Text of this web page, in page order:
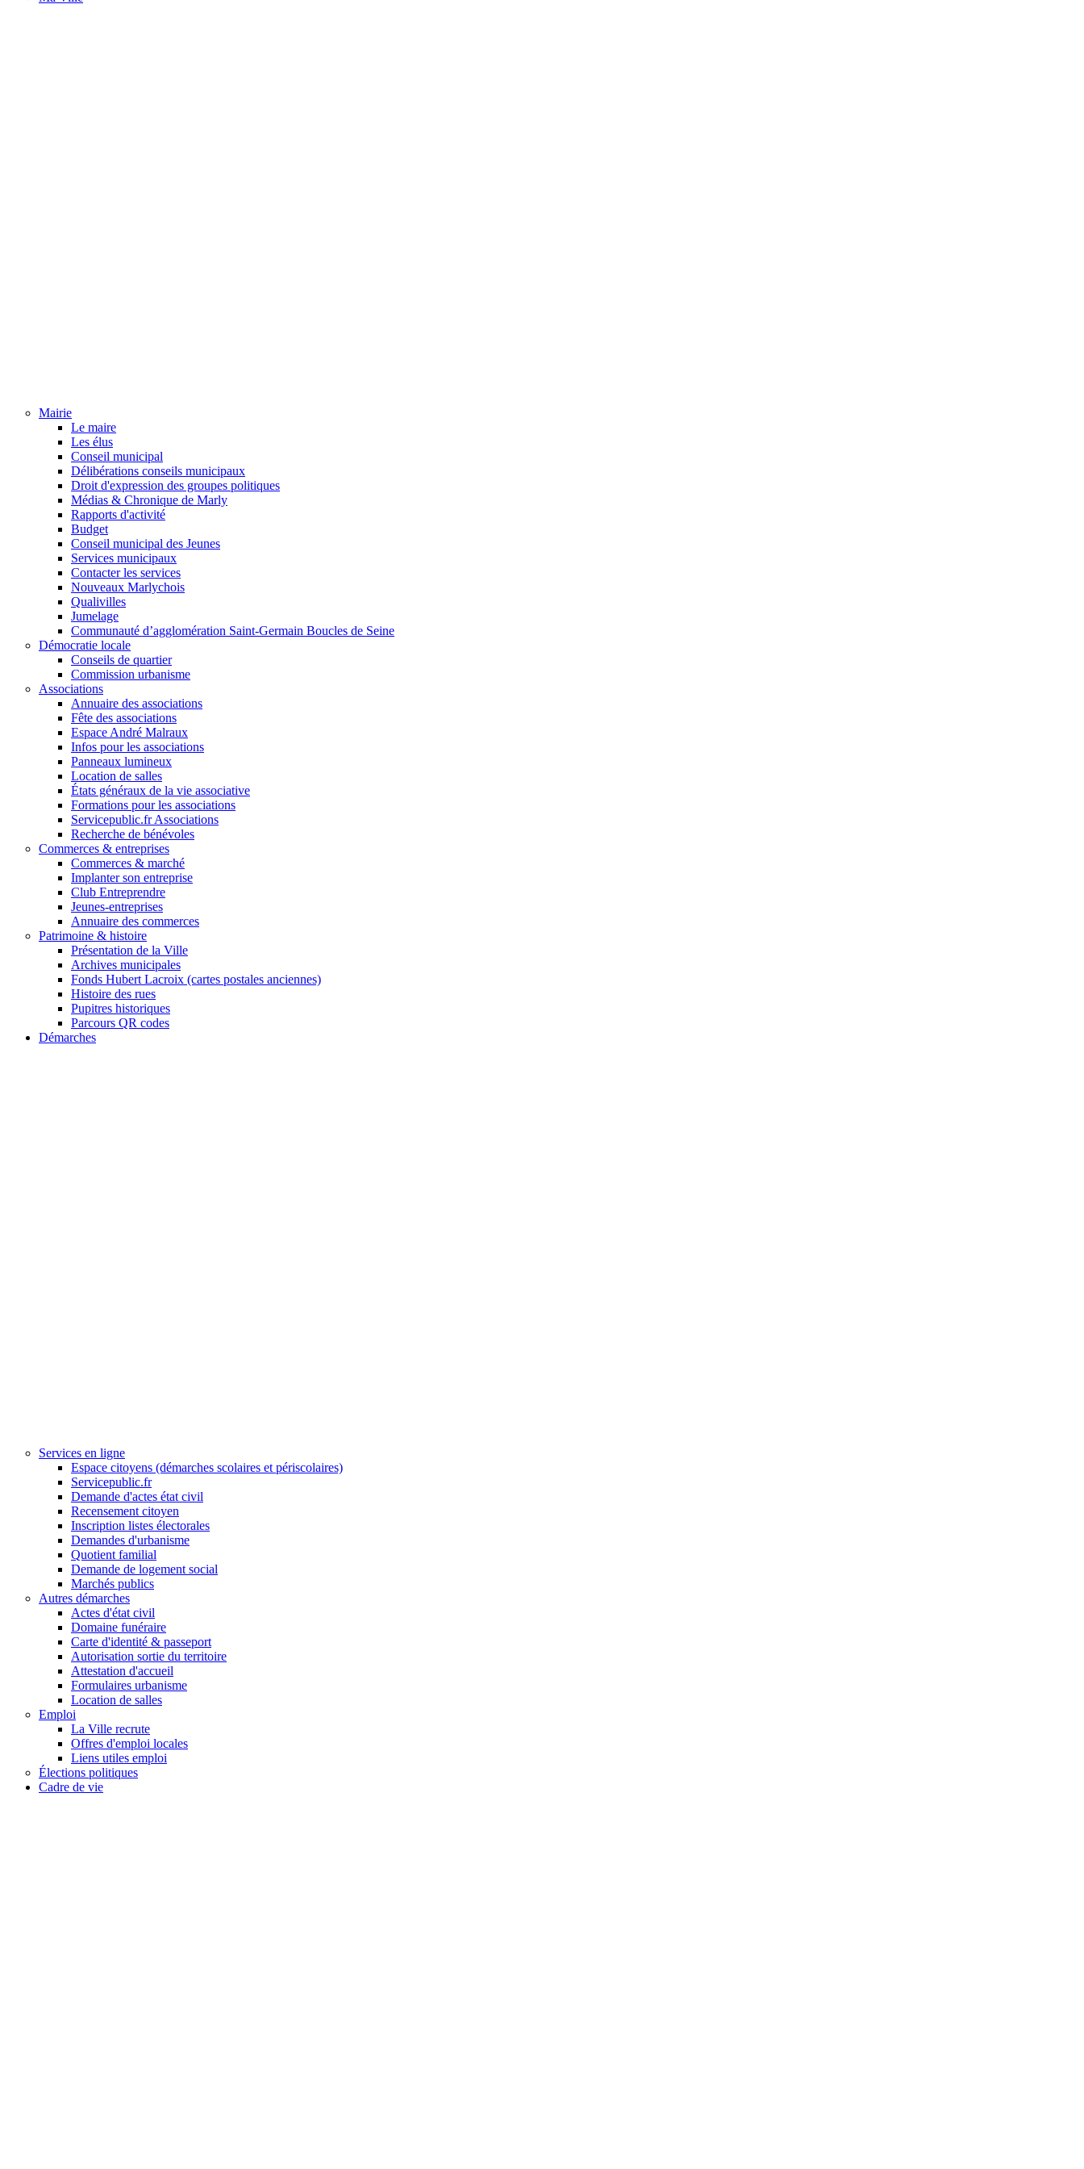
Mairie
Le maire
Les élus
Conseil municipal
Délibérations conseils municipaux
Droit d'expression des groupes politiques
Médias & Chronique de Marly
Rapports d'activité
Budget
Conseil municipal des Jeunes
Services municipaux
Contacter les services
Nouveaux Marlychois
Qualivilles
Jumelage
Communauté d’agglomération Saint-Germain Boucles de Seine
Démocratie locale
Conseils de quartier
Commission urbanisme
Associations
Annuaire des associations
Fête des associations
Espace André Malraux
Infos pour les associations
Panneaux lumineux
Location de salles
États généraux de la vie associative
Formations pour les associations
Servicepublic.fr Associations
Recherche de bénévoles
Commerces & entreprises
Commerces & marché
Implanter son entreprise
Club Entreprendre
Jeunes-entreprises
Annuaire des commerces
Patrimoine & histoire
Présentation de la Ville
Archives municipales
Fonds Hubert Lacroix (cartes postales anciennes)
Histoire des rues
Pupitres historiques
Parcours QR codes
Démarches
Services en ligne
Espace citoyens (démarches scolaires et périscolaires)
Servicepublic.fr
Demande d'actes état civil
Recensement citoyen
Inscription listes électorales
Demandes d'urbanisme
Quotient familial
Demande de logement social
Marchés publics
Autres démarches
Actes d'état civil
Domaine funéraire
Carte d'identité & passeport
Autorisation sortie du territoire
Attestation d'accueil
Formulaires urbanisme
Location de salles
Emploi
La Ville recrute
Offres d'emploi locales
Liens utiles emploi
Élections politiques
Cadre de vie